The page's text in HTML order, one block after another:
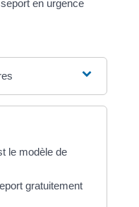
en urgence
le modèle de
gratuitement